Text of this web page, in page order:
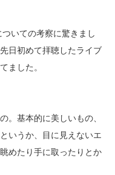
いての考察に驚きまし
日初めて拝聴したライブ
ました。
。基本的に美しいもの、
いうか、目に見えないエ
めたり手に取ったりとか